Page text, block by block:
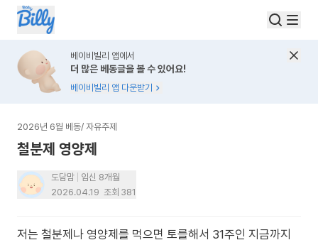
베이비빌리 앱에서
더 많은 베동글을 볼 수 있어요!
베이비빌리 앱 다운받기
2026년 6월 베동/ 자유주제
철분제 영양제
도담맘
임신 8개월
2026.04.19 조회 381
저는 철분제나 영양제를 먹으면 토를해서 31주인 지금까지